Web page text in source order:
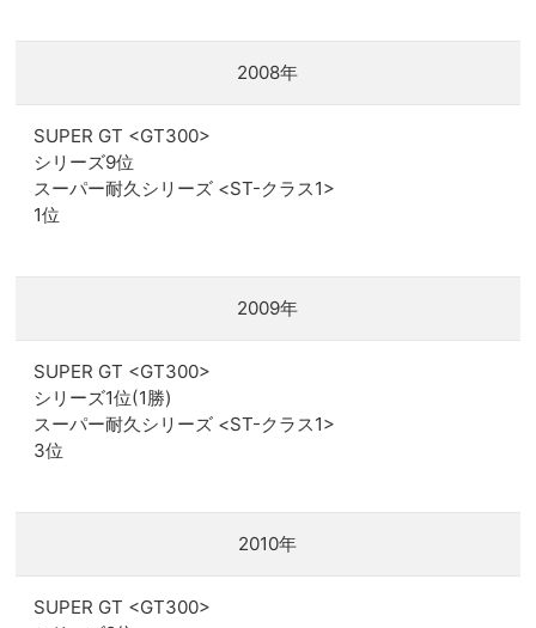
2008年
SUPER GT <GT300>
シリーズ9位
スーパー耐久シリーズ <ST-クラス1>
1位
2009年
SUPER GT <GT300>
シリーズ1位(1勝)
スーパー耐久シリーズ <ST-クラス1>
3位
2010年
SUPER GT <GT300>